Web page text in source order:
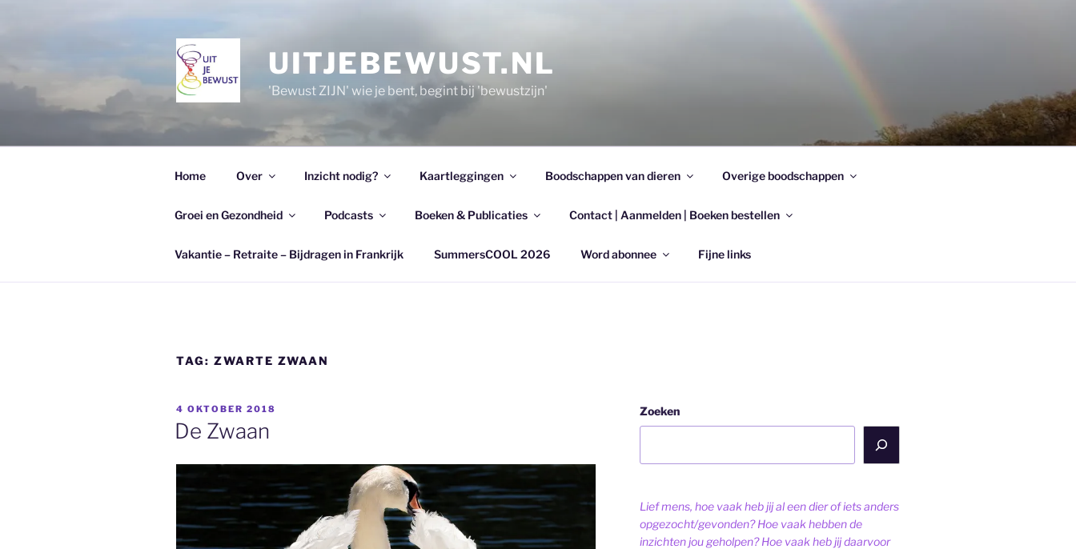
UITJEBEWUST.NL
'Bewust ZIJN' wie je bent, begint bij 'bewustzijn'
Home Over Inzicht nodig? Kaartleggingen Boodschappen van dieren Overige boodschappen
Groei en Gezondheid Podcasts Boeken & Publicaties Contact | Aanmelden | Boeken bestellen
Vakantie – Retraite – Bijdragen in Frankrijk SummersCOOL 2026 Word abonnee Fijne links
TAG: ZWARTE ZWAAN
GEPLAATST
OP
4 OKTOBER 2018
De Zwaan
Zoeken
Lief mens, hoe vaak heb jij al een dier of iets anders
opgezocht/gevonden? Hoe vaak hebben de
inzichten jou geholpen? Hoe vaak heb jij daarvoor